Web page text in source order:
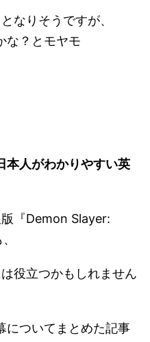
なりそうですが、
な？とモヤモ
本人がわかりやすい英
『Demon Slayer:
役立つかもしれません
についてまとめた記事